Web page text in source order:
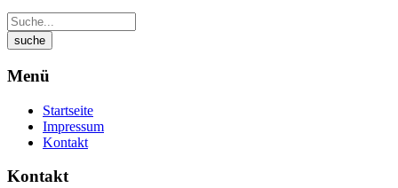
Menü
Startseite
Impressum
Kontakt
Kontakt